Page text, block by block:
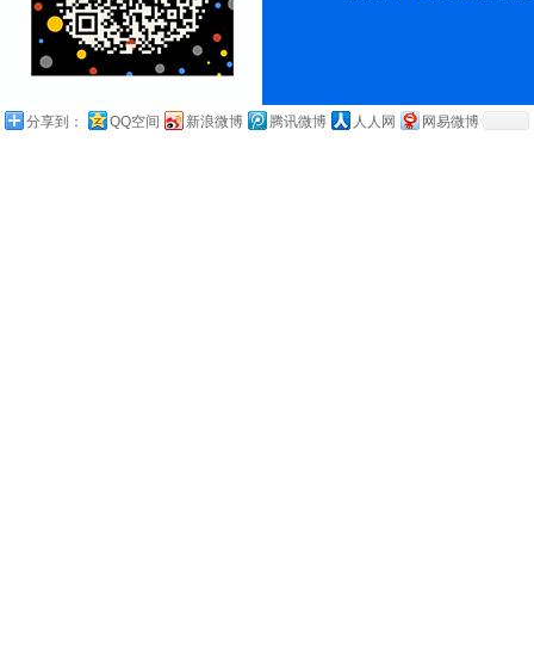
分享到： QQ空间 新浪微博 腾讯微博 人人网 网易微博